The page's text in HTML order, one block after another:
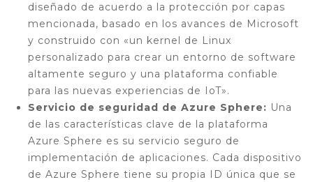
diseñado de acuerdo a la protección por capas
mencionada, basado en los avances de Microsoft
y construido con «un kernel de Linux
personalizado para crear un entorno de software
altamente seguro y una plataforma confiable
para las nuevas experiencias de IoT».
Servicio de seguridad de Azure Sphere: Una
de las características clave de la plataforma
Azure Sphere es su servicio seguro de
implementación de aplicaciones. Cada dispositivo
de Azure Sphere tiene su propia ID única que se